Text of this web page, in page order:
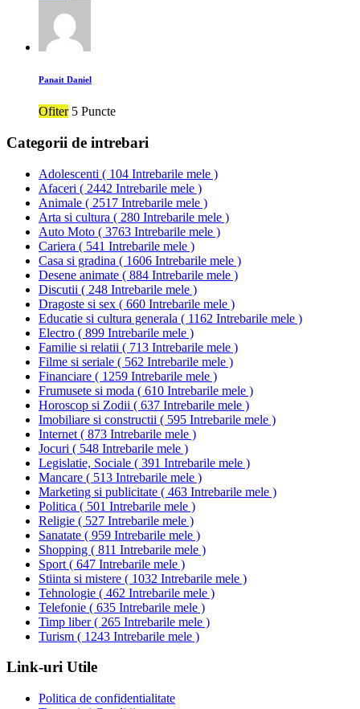
Panait Daniel
Ofiter 5 Puncte
Categorii de intrebari
Adolescenti ( 104 Intrebarile mele )
Afaceri ( 2442 Intrebarile mele )
Animale ( 2517 Intrebarile mele )
Arta si cultura ( 280 Intrebarile mele )
Auto Moto ( 3763 Intrebarile mele )
Cariera ( 541 Intrebarile mele )
Casa si gradina ( 1606 Intrebarile mele )
Desene animate ( 884 Intrebarile mele )
Discutii ( 248 Intrebarile mele )
Dragoste si sex ( 660 Intrebarile mele )
Educatie si cultura generala ( 1162 Intrebarile mele )
Electro ( 899 Intrebarile mele )
Familie si relatii ( 713 Intrebarile mele )
Filme si seriale ( 562 Intrebarile mele )
Financiare ( 1259 Intrebarile mele )
Frumusete si moda ( 610 Intrebarile mele )
Horoscop si Zodii ( 637 Intrebarile mele )
Imobiliare si constructii ( 595 Intrebarile mele )
Internet ( 873 Intrebarile mele )
Jocuri ( 548 Intrebarile mele )
Legislatie, Sociale ( 391 Intrebarile mele )
Mancare ( 513 Intrebarile mele )
Marketing si publicitate ( 463 Intrebarile mele )
Politica ( 501 Intrebarile mele )
Religie ( 527 Intrebarile mele )
Sanatate ( 959 Intrebarile mele )
Shopping ( 811 Intrebarile mele )
Sport ( 647 Intrebarile mele )
Stiinta si mistere ( 1032 Intrebarile mele )
Tehnologie ( 462 Intrebarile mele )
Telefonie ( 635 Intrebarile mele )
Timp liber( 265 Intrebarile mele )
Turism ( 1243 Intrebarile mele )
Link-uri Utile
Politica de confidentialitate